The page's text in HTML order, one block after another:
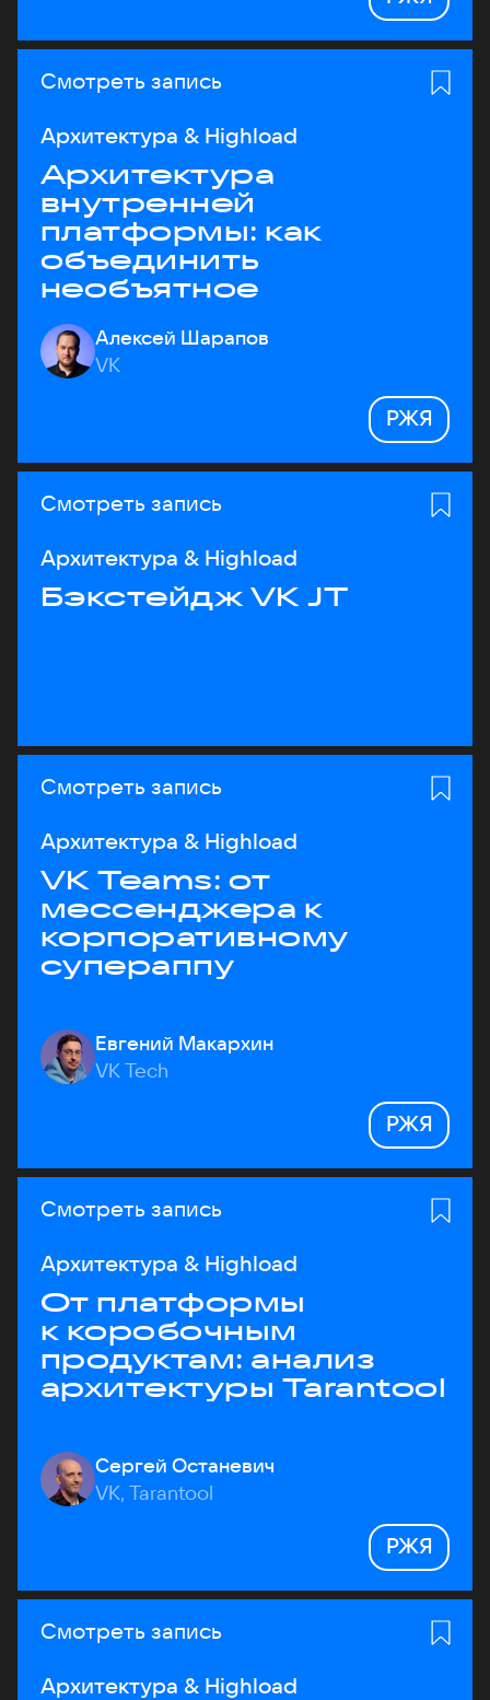
Смотреть запись
Архитектура & Highload
Архитектура
внутренней
платформы: как
объединить
необъятное
Алексей Шарапов
VK
РЖЯ
Смотреть запись
Архитектура & Highload
Бэкстейдж VK JT
Смотреть запись
Архитектура & Highload
VK Teams: от
мессенджера к
корпоративному
супераппу
Евгений Макархин
VK Tech
РЖЯ
Смотреть запись
Архитектура & Highload
От платформы
к коробочным
продуктам: анализ
архитектуры Tarantool
Сергей Останевич
VK, Tarantool
РЖЯ
Смотреть запись
Архитектура & Highload